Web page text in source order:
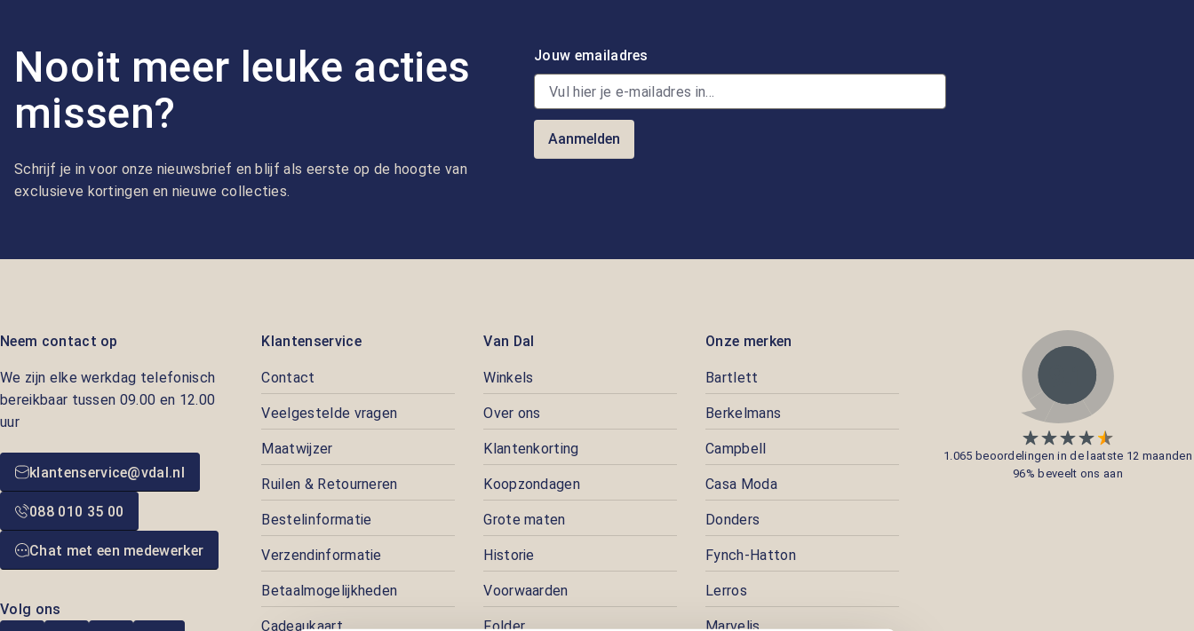
Nooit meer leuke acties
missen?
Schrijf je in voor onze nieuwsbrief en blijf als eerste op de hoogte van
exclusieve kortingen en nieuwe collecties.
Jouw emailadres
Aanmelden
Neem contact op
We zijn elke werkdag telefonisch
bereikbaar tussen 09.00 en 12.00
uur
klantenservice@vdal.nl
088 010 35 00
Chat met een medewerker
Volg ons
Klantenservice
Contact
Veelgestelde vragen
Maatwijzer
Ruilen & Retourneren
Bestelinformatie
Verzendinformatie
Betaalmogelijkheden
Cadeaukaart
Van Dal
Winkels
Over ons
Klantenkorting
Koopzondagen
Grote maten
Historie
Voorwaarden
Folder
Onze merken
Bartlett
Berkelmans
Campbell
Casa Moda
Donders
Fynch-Hatton
Lerros
Marvelis
1.065 beoordelingen in de laatste 12 maanden
96% beveelt ons aan